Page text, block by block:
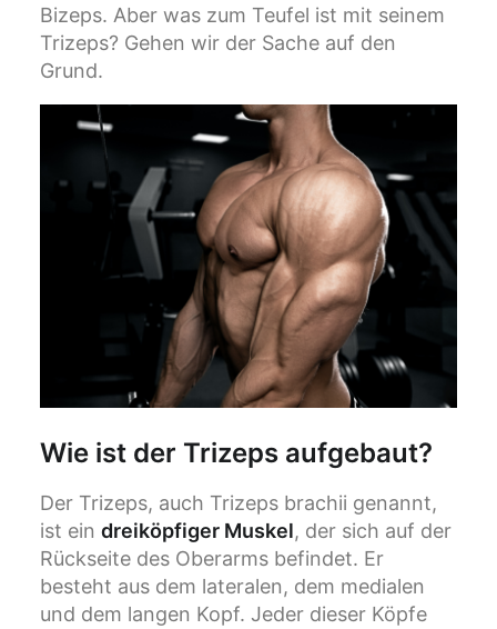
Bizeps. Aber was zum Teufel ist mit seinem
Trizeps? Gehen wir der Sache auf den
Grund.
Wie ist der Trizeps aufgebaut?
Der Trizeps, auch Trizeps brachii genannt,
ist ein dreiköpfiger Muskel, der sich auf der
Rückseite des Oberarms befindet. Er
besteht aus dem lateralen, dem medialen
und dem langen Kopf. Jeder dieser Köpfe